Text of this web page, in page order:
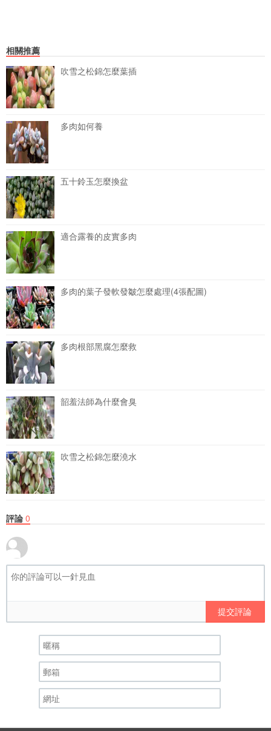
相關推薦
吹雪之松錦怎麼葉插
多肉如何養
五十鈴玉怎麼換盆
適合露養的皮實多肉
多肉的葉子發軟發皺怎麼處理(4張配圖)
多肉根部黑腐怎麼救
韶羞法師為什麼會臭
吹雪之松錦怎麼澆水
評論 0
提交評論